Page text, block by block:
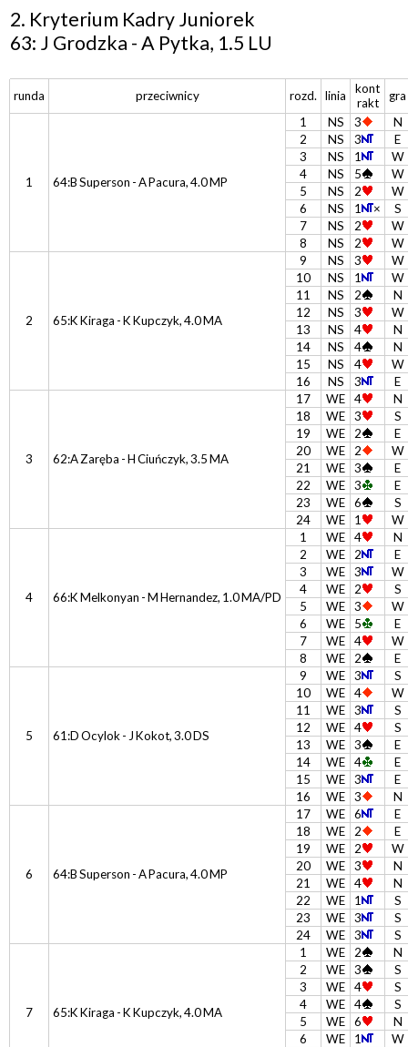
2. Kryterium Kadry Juniorek
63: J Grodzka - A Pytka, 1.5 LU
runda przeciwnicy rozd. linia
kont
rakt
gra
1 64:B Superson - A Pacura, 4.0 MP
1 NS 3
N
2
NS 3
E
3
NS 1
W
4
NS 5
W
5
NS 2
W
6
NS 1 ×
S
7
NS 2
W
8
NS 2 W
2 65:K Kiraga - K Kupczyk, 4.0 MA
9 NS 3
W
10
NS 1
W
11
NS 2
N
12
NS 3
W
13
NS 4
N
14
NS 4
N
15
NS 4
W
16
NS 3 E
3 62:A Zaręba - H Ciuńczyk, 3.5 MA
17 WE 4
N
18
WE 3
S
19
WE 2
E
20
WE 2
W
21
WE 3
E
22
WE 3
E
23
WE 6
S
24
WE 1 W
4 66:K Melkonyan - M Hernandez, 1.0 MA/PD
1 WE 4
N
2
WE 2
E
3
WE 3
W
4
WE 2
S
5
WE 3
W
6
WE 5
E
7
WE 4
W
8
WE 2 E
5 61:D Ocylok - J Kokot, 3.0 DS
9 WE 3
S
10
WE 4
W
11
WE 3
S
12
WE 4
S
13
WE 3
E
14
WE 4
E
15
WE 3
E
16
WE 3 N
6 64:B Superson - A Pacura, 4.0 MP
17 WE 6
E
18
WE 2
E
19
WE 2
W
20
WE 3
N
21
WE 4
N
22
WE 1
S
23
WE 3
S
24
WE 3 S
7 65:K Kiraga - K Kupczyk, 4.0 MA
1 WE 2
N
2
WE 3
S
3
WE 4
S
4
WE 4
S
5
WE 6
N
6
WE 1
W